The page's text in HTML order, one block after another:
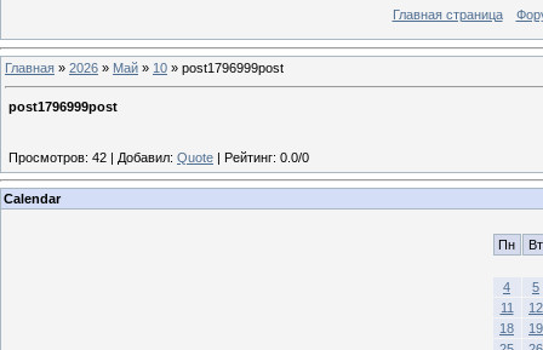
Главная страница
Главная » 2026 » Май » 10 » post1796999post
post1796999post
Просмотров: 42 | Добавил: Quote | Рейтинг: 0.0/0
Calendar
Пн Вт
4
5
11
12
18
19